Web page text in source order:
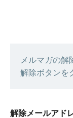
メルマガの解
解除ボタンを
解除メールアド